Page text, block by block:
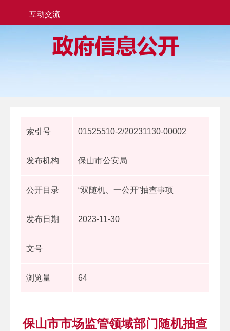
互动交流
索引号 01525510-2/20231130-00002
发布机构 保山市公安局
公开目录 “双随机、一公开”抽查事项
发布日期 2023-11-30
文号
浏览量 64
保山市市场监管领域部门随机抽查